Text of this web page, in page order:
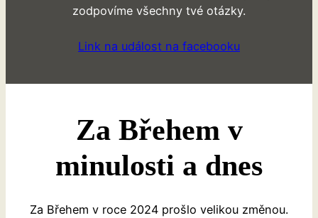
zodpovíme všechny tvé otázky.
Link na událost na facebooku
Za Břehem v
minulosti a dnes
Za Břehem v roce 2024 prošlo velikou změnou.